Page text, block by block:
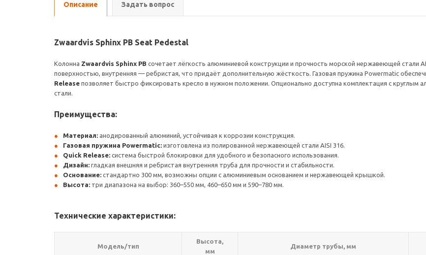
Описание Задать вопрос
Zwaardvis Sphinx PB Seat Pedestal
Колонна Zwaardvis Sphinx PB сочетает лёгкость алюминиевой конструкции и прочность морской нержавеющей стали
поверхностью, внутренняя — ребристая, что придаёт дополнительную жёсткость. Газовая пружина Powermatic
Release позволяет быстро фиксировать кресло в нужном положении. Опционально доступна комплектация с
стали.
Преимущества:
Материал: анодированный алюминий, устойчивая к коррозии конструкция.
Газовая пружина Powermatic: изготовлена из полированной нержавеющей стали AISI 316.
Quick Release: система быстрой блокировки для удобного и безопасного использования.
Дизайн: гладкая внешняя и ребристая внутренняя труба для прочности и стабильности.
Основание: стандартно 300 мм, возможны опции с алюминиевым основанием и нержавеющей крышкой.
Высота: три диапазона на выбор: 360–550 мм, 460–650 мм и 590–780 мм.
Технические характеристики:
Модель/тип
Высота,
мм
Диаметр трубы, мм